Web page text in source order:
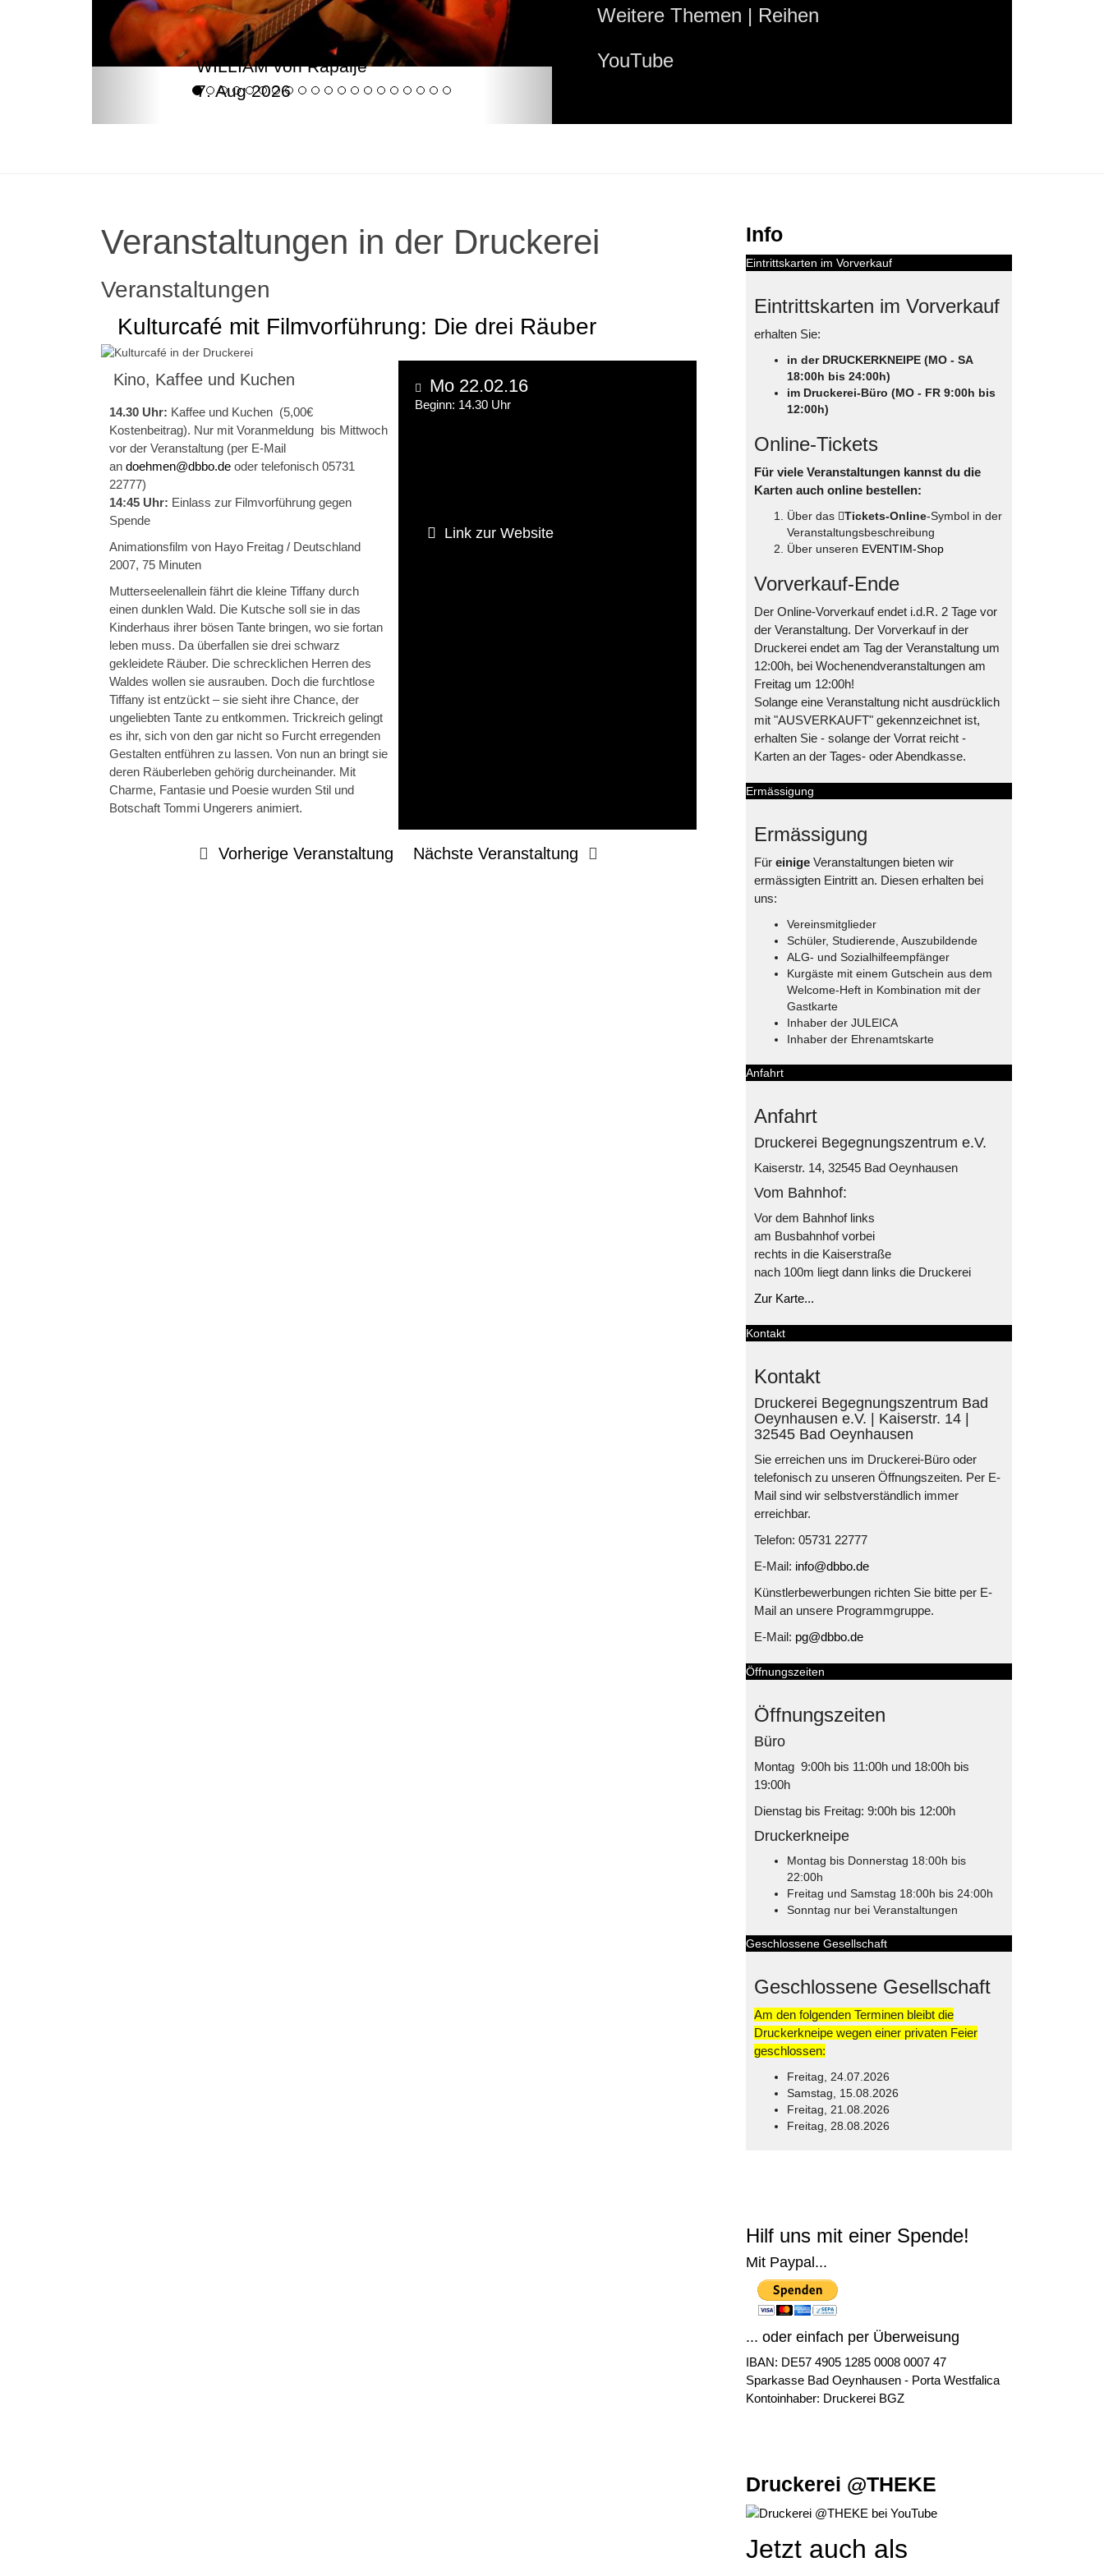
WILLIAM von Rapalje
7. Aug 2026
Weitere Themen | Reihen
YouTube
Veranstaltungen in der Druckerei
Veranstaltungen
Kulturcafé mit Filmvorführung: Die drei Räuber
Kino, Kaffee und Kuchen
14.30 Uhr: Kaffee und Kuchen (5,00€
Kostenbeitrag). Nur mit Voranmeldung bis Mittwoch
vor der Veranstaltung (per E-Mail
an doehmen@dbbo.de oder telefonisch 05731
22777)
14:45 Uhr: Einlass zur Filmvorführung gegen
Spende
Animationsfilm von Hayo Freitag / Deutschland
2007, 75 Minuten
Mutterseelenallein fährt die kleine Tiffany durch
einen dunklen Wald. Die Kutsche soll sie in das
Kinderhaus ihrer bösen Tante bringen, wo sie fortan
leben muss. Da überfallen sie drei schwarz
gekleidete Räuber. Die schrecklichen Herren des
Waldes wollen sie ausrauben. Doch die furchtlose
Tiffany ist entzückt – sie sieht ihre Chance, der
ungeliebten Tante zu entkommen. Trickreich gelingt
es ihr, sich von den gar nicht so Furcht erregenden
Gestalten entführen zu lassen. Von nun an bringt sie
deren Räuberleben gehörig durcheinander. Mit
Charme, Fantasie und Poesie wurden Stil und
Botschaft Tommi Ungerers animiert.
Mo 22.02.16
Beginn: 14.30 Uhr
Link zur Website
Vorherige Veranstaltung Nächste Veranstaltung
Info
Eintrittskarten im Vorverkauf
Eintrittskarten im Vorverkauf
erhalten Sie:
in der DRUCKERKNEIPE (MO - SA
18:00h bis 24:00h)
im Druckerei-Büro (MO - FR 9:00h bis
12:00h)
Online-Tickets
Für viele Veranstaltungen kannst du die
Karten auch online bestellen:
Über das Tickets-Online-Symbol in der
Veranstaltungsbeschreibung
Über unseren EVENTIM-Shop
Vorverkauf-Ende
Der Online-Vorverkauf endet i.d.R. 2 Tage vor
der Veranstaltung. Der Vorverkauf in der
Druckerei endet am Tag der Veranstaltung um
12:00h, bei Wochenendveranstaltungen am
Freitag um 12:00h!
Solange eine Veranstaltung nicht ausdrücklich
mit "AUSVERKAUFT" gekennzeichnet ist,
erhalten Sie - solange der Vorrat reicht -
Karten an der Tages- oder Abendkasse.
Ermässigung
Ermässigung
Für einigeVeranstaltungen bieten wir
ermässigten Eintritt an. Diesen erhalten bei
uns:
Vereinsmitglieder
Schüler, Studierende, Auszubildende
ALG- und Sozialhilfeempfänger
Kurgäste mit einem Gutschein aus dem
Welcome-Heft in Kombination mit der
Gastkarte
Inhaber der JULEICA
Inhaber der Ehrenamtskarte
Anfahrt
Anfahrt
Druckerei Begegnungszentrum e.V.
Kaiserstr. 14, 32545 Bad Oeynhausen
Vom Bahnhof:
Vor dem Bahnhof links
am Busbahnhof vorbei
rechts in die Kaiserstraße
nach 100m liegt dann links die Druckerei
Zur Karte...
Kontakt
Kontakt
Druckerei Begegnungszentrum Bad
Oeynhausen e.V. | Kaiserstr. 14 |
32545 Bad Oeynhausen
Sie erreichen uns im Druckerei-Büro oder
telefonisch zu unseren Öffnungszeiten. Per E-
Mail sind wir selbstverständlich immer
erreichbar.
Telefon: 05731 22777
E-Mail: info@dbbo.de
Künstlerbewerbungen richten Sie bitte per E-
Mail an unsere Programmgruppe.
E-Mail: pg@dbbo.de
Öffnungszeiten
Öffnungszeiten
Büro
Montag 9:00h bis 11:00h und 18:00h bis
19:00h
Dienstag bis Freitag: 9:00h bis 12:00h
Druckerkneipe
Montag bis Donnerstag 18:00h bis
22:00h
Freitag und Samstag 18:00h bis 24:00h
Sonntag nur bei Veranstaltungen
Geschlossene Gesellschaft
Geschlossene Gesellschaft
Am den folgenden Terminen bleibt die
Druckerkneipe wegen einer privaten Feier
geschlossen:
Freitag, 24.07.2026
Samstag, 15.08.2026
Freitag, 21.08.2026
Freitag, 28.08.2026
Hilf uns mit einer Spende!
Mit Paypal...
... oder einfach per Überweisung
IBAN: DE57 4905 1285 0008 0007 47
Sparkasse Bad Oeynhausen - Porta Westfalica
Kontoinhaber: Druckerei BGZ
Druckerei @THEKE
Jetzt auch als